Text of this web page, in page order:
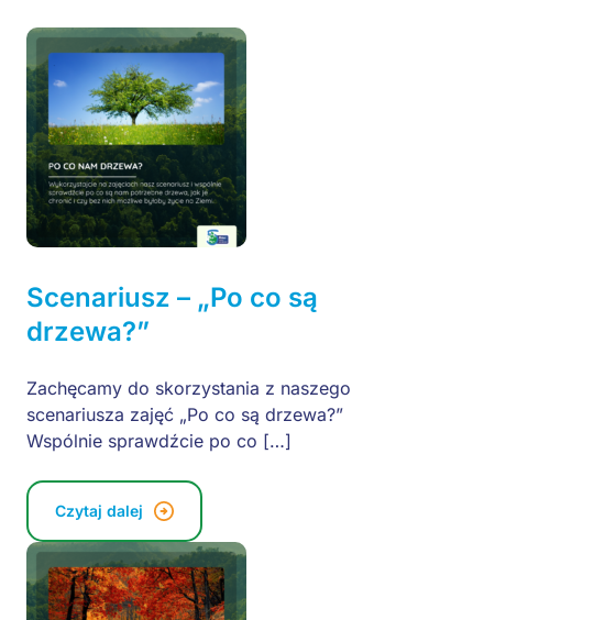
Scenariusz – „Po co są
drzewa?”
Zachęcamy do skorzystania z naszego
scenariusza zajęć „Po co są drzewa?”
Wspólnie sprawdźcie po co […]
Czytaj dalej